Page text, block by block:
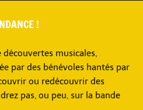
!
musicales,
par des bénévoles hantés par
ou redécouvrir des
pas, ou peu, sur la bande